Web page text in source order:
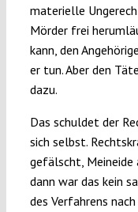
materielle
Mörder frei
kann, den
er tun. Aber den
dazu.
Das schuldet der
sich selbst.
gefälscht, Meineide
dann war das kein
des Verfahrens